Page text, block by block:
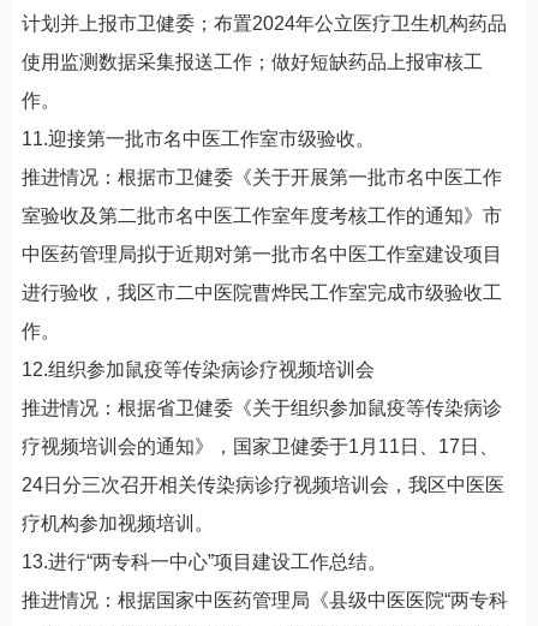
计划并上报市卫健委；布置2024年公立医疗卫生机构药品
使用监测数据采集报送工作；做好短缺药品上报审核工
作。
11.迎接第一批市名中医工作室市级验收。
推进情况：根据市卫健委《关于开展第一批市名中医工作
室验收及第二批市名中医工作室年度考核工作的通知》市
中医药管理局拟于近期对第一批市名中医工作室建设项目
进行验收，我区市二中医院曹烨民工作室完成市级验收工
作。
12.组织参加鼠疫等传染病诊疗视频培训会
推进情况：根据省卫健委《关于组织参加鼠疫等传染病诊
疗视频培训会的通知》，国家卫健委于1月11日、17日、
24日分三次召开相关传染病诊疗视频培训会，我区中医医
疗机构参加视频培训。
13.进行“两专科一中心”项目建设工作总结。
推进情况：根据国家中医药管理局《县级中医医院“两专科